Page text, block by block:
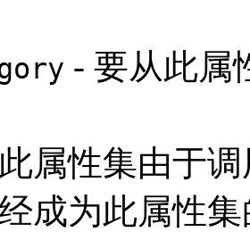
- 要从此属
属性集由于
成为此属性